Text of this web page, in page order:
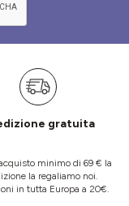
gratuita
minimo di 69 € la
la regaliamo noi.
in tutta Europa a 20€.